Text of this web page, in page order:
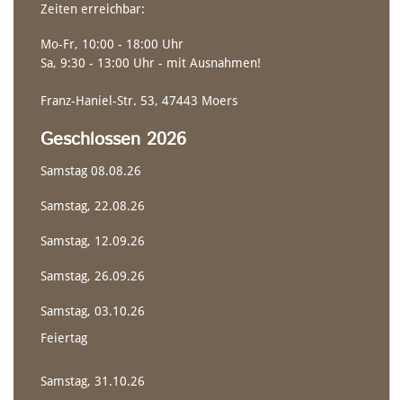
Gerader Schaft
Zeiten erreichbar:
Mo-Fr, 10:00 - 18:00 Uhr
Sa, 9:30 - 13:00 Uhr - mit Ausnahmen!
Franz-Haniel-Str. 53, 47443 Moers
Geschlossen 2026
Samstag 08.08.26
Samstag, 22.08.26
Samstag, 12.09.26
Samstag, 26.09.26
Samstag, 03.10.26
Feiertag
Samstag, 31.10.26